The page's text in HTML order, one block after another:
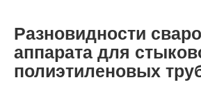
Разновидности
аппарата для
полиэтиленовых